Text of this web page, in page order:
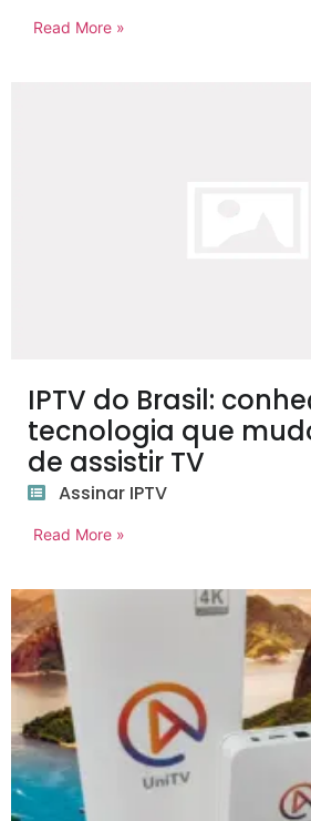
Read More »
IPTV do Brasil:
tecnologia que
de assistir TV
Assinar IPTV
Read More »